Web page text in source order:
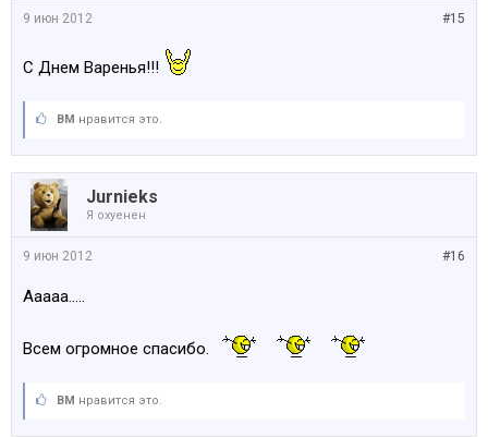
#15
9 июн 2012
С Днем Варенья!!!
BM нравится это.
Jurnieks
Я охуенен
#16
9 июн 2012
Ааааа.....
Всем огромное спасибо.
BM нравится это.